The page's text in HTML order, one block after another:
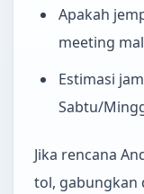
Apakah
meeting
Estimasi
Sabtu/
Jika rencana
tol, gabungkan